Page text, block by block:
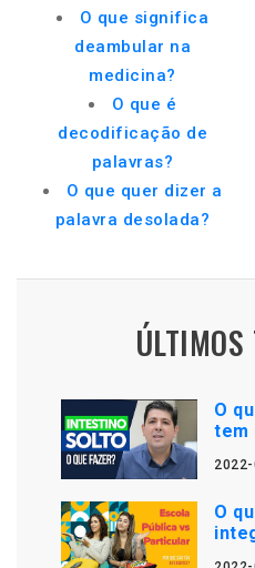
O que significa
deambular na
medicina?
O que é
decodificação de
palavras?
O que quer dizer a
palavra desolada?
O
tem
O